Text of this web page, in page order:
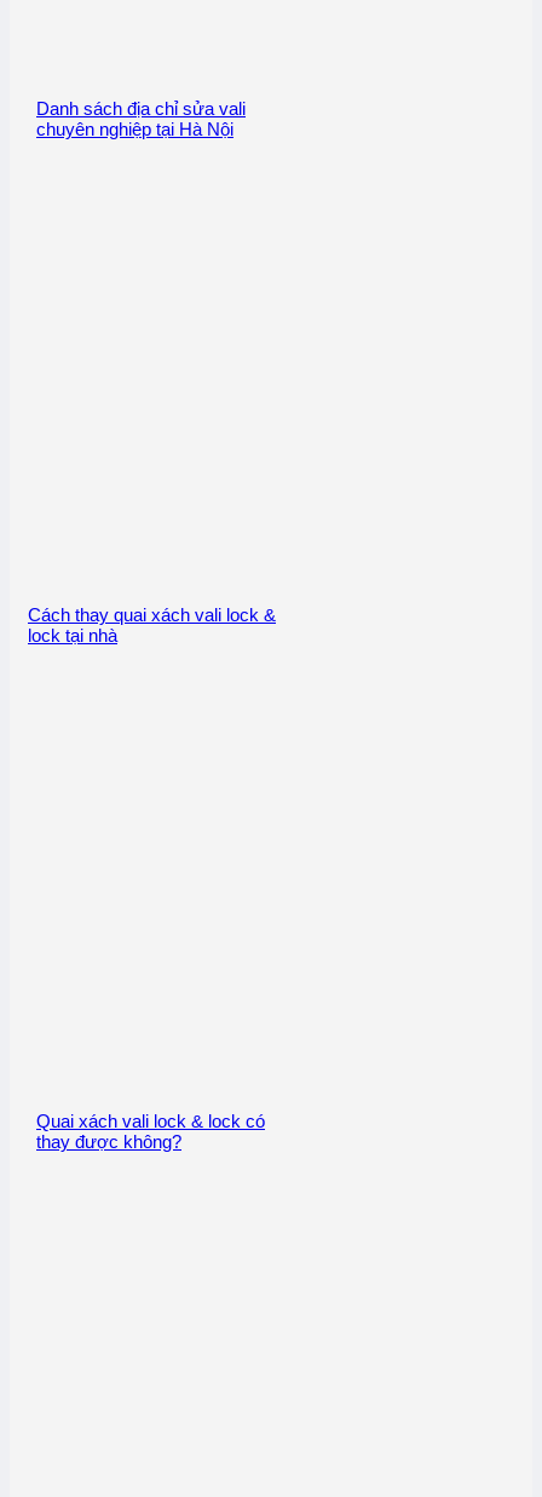
Danh sách địa chỉ sửa vali
chuyên nghiệp tại Hà Nội
Cách thay quai xách vali lock &
lock tại nhà
Quai xách vali lock & lock có
thay được không?